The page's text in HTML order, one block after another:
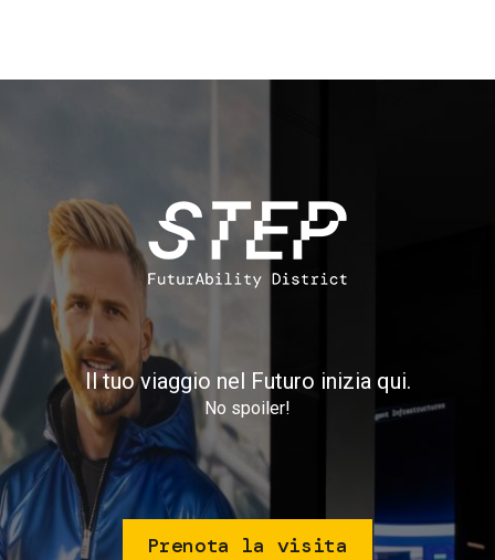
Il tuo viaggio nel Futuro inizia qui.
No spoiler!
Prenota la visita